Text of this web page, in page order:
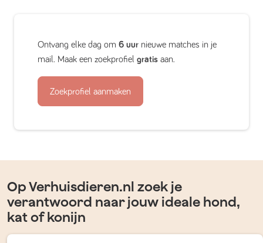
Ontvang elke dag om 6 uur nieuwe matches in je
mail. Maak een zoekprofiel gratis aan.
Zoekprofiel aanmaken
Op Verhuisdieren.nl zoek je
verantwoord naar jouw ideale hond,
kat of konijn